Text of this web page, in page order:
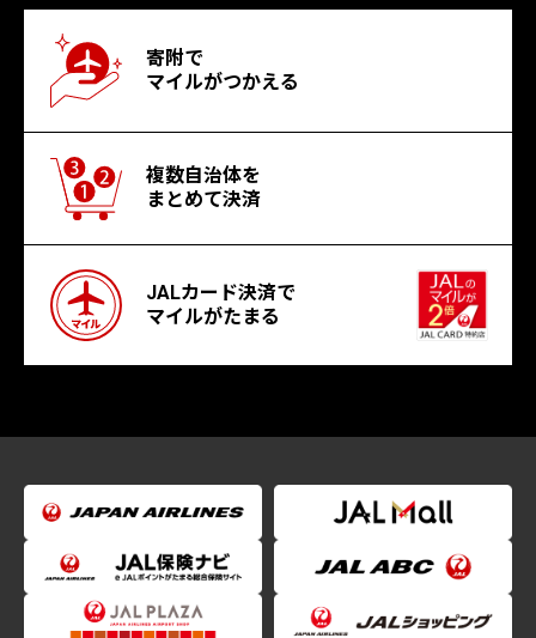
寄附で
マイルがつかえる
複数自治体を
まとめて決済
JALカード決済で
マイルがたまる